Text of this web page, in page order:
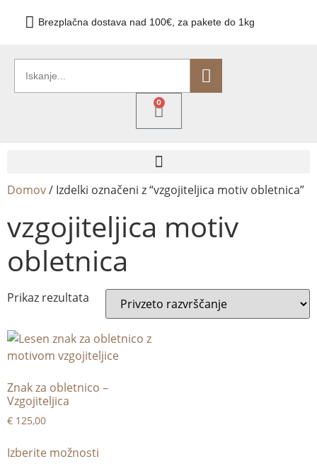
Brezplačna dostava nad 100€, za pakete do 1kg
0
Domov/ Izdelki označeni z “vzgojiteljica motiv obletnica”
vzgojiteljica motiv
obletnica
Prikaz rezultata
Znak za obletnico –
Vzgojiteljica
€ 125,00
Izberite možnosti